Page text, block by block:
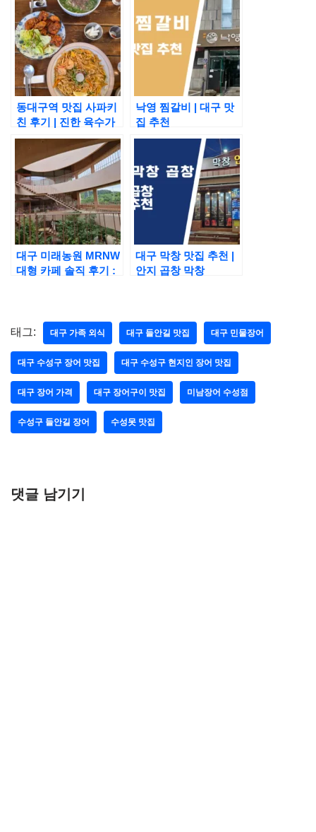
동대구역 맛집 사파키
친 후기 | 진한 육수가
일품인 베트남 쌀국수
맛집
낙영 찜갈비 | 대구 맛
집 추천
대구 미래농원 MRNW
대형 카페 솔직 후기 :
대구 막창 맛집 추천 |
안지 곱창 막창
태그: 대구 가족 외식 대구 들안길 맛집 대구 민물장어
대구 수성구 장어 맛집 대구 수성구 현지인 장어 맛집
대구 장어 가격 대구 장어구이 맛집 미남장어 수성점
수성구 들안길 장어 수성못 맛집
댓글 남기기